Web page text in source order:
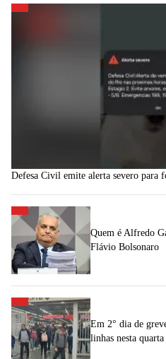
Defesa Civil emite alerta severo para
Quem é Alfredo
Flávio Bolsonaro
Em 2° dia de
linhas nesta